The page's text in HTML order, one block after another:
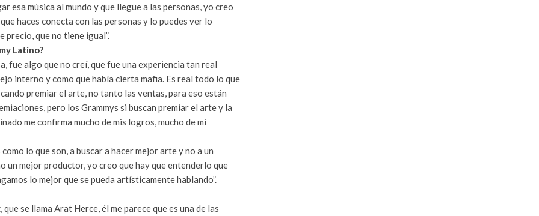
esa música al mundo y que llegue a las personas, yo creo
haces conecta con las personas y lo puedes ver lo
precio, que no tiene igual”.
Latino?
fue algo que no creí, que fue una experiencia tan real
interno y como que había cierta mafia. Es real todo lo que
premiar el arte, no tanto las ventas, para eso están
pero los Grammys si buscan premiar el arte y la
me confirma mucho de mis logros, mucho de mi
lo que son, a buscar a hacer mejor arte y no a un
un mejor productor, yo creo que hay que entenderlo que
lo mejor que se pueda artísticamente hablando”.
se llama Arat Herce, él me parece que es una de las